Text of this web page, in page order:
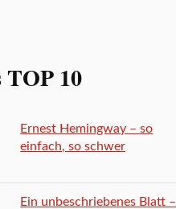
TOP 10
Ernest Hemingway – so
einfach, so schwer
Ein unbeschriebenes Blatt –